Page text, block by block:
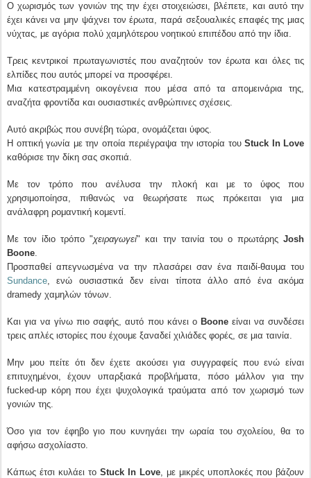
Ο χωρισμός των γονιών της την έχει στοιχειώσει, βλέπετε, και αυτό την
έχει κάνει να μην ψάχνει τον έρωτα, παρά σεξουαλικές επαφές της μιας
νύχτας, με αγόρια πολύ χαμηλότερου νοητικού επιπέδου από την ίδια.
Τρεις κεντρικοί πρωταγωνιστές που αναζητούν τον έρωτα και όλες τις
ελπίδες που αυτός μπορεί να προσφέρει.
Μια κατεστραμμένη οικογένεια που μέσα από τα απομεινάρια της,
αναζήτα φροντίδα και ουσιαστικές ανθρώπινες σχέσεις.
Αυτό ακριβώς που συνέβη τώρα, ονομάζεται ύφος.
Η οπτική γωνία με την οποία περιέγραψα την ιστορία του Stuck In Love
καθόρισε την δίκη σας σκοπιά.
Με τον τρόπο που ανέλυσα την πλοκή και με το ύφος που
χρησιμοποίησα, πιθανώς να θεωρήσατε πως πρόκειται για μια
ανάλαφρη ρομαντική κομεντί.
Με τον ίδιο τρόπο "χειραγωγεί" και την ταινία του ο πρωτάρηςJosh
Boone
Προσπαθεί απεγνωσμένα να την πλασάρει σαν ένα παιδί-θαυμα του
Sundance , ενώ ουσιαστικά δεν είναι τίποτα άλλο από ένα ακόμα
dramedy χαμηλών τόνων.
Και για να γίνω πιο σαφής, αυτό που κάνει ο Boone είναι να συνδέσει
τρεις απλές ιστορίες που έχουμε ξαναδεί χιλιάδες φορές, σε μια ταινία.
Μην μου πείτε ότι δεν έχετε ακούσει για συγγραφείς που ενώ είναι
επιτυχημένοι, έχουν υπαρξιακά προβλήματα, πόσο μάλλον για την
fucked-up κόρη που έχει ψυχολογικά τραύματα από τον χωρισμό των
γονιών της.
Όσο για τον έφηβο γιο που κυνηγάει την ωραία του σχολείου, θα το
αφήσω ασχολίαστο.
Κάπως έτσι κυλάει το Stuck In Love , με μικρές υποπλοκές που βάζουν